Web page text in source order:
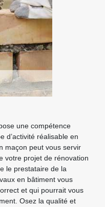
une compétence
d’activité réalisable en
maçon peut vous servir
votre projet de rénovation
le prestataire de la
en bâtiment vous
et qui pourrait vous
Osez la qualité et